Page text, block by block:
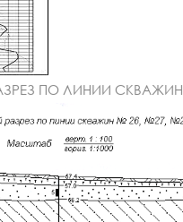
ПО ЛИНИИ СКВАЖИН